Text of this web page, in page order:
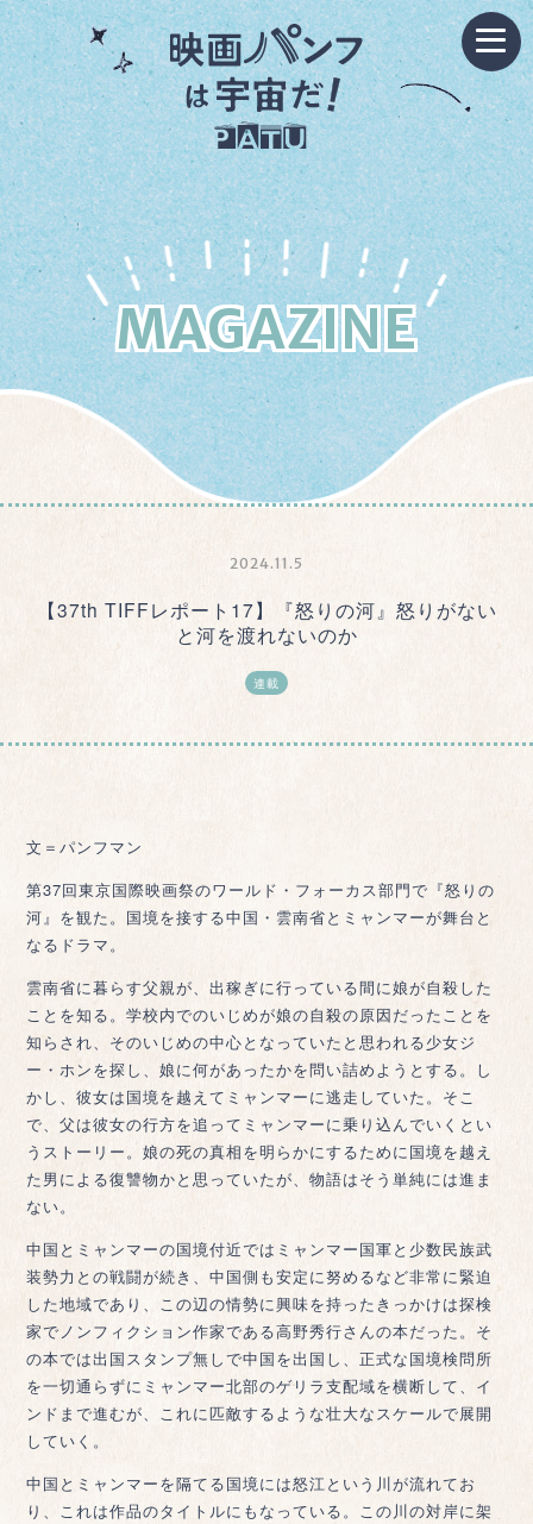
MAGAZINE
2024.11.5
【37th TIFFレポート17】『怒りの河』怒りがない
と河を渡れないのか
連載
文＝パンフマン
第37回東京国際映画祭のワールド・フォーカス部門で『怒りの
河』を観た。国境を接する中国・雲南省とミャンマーが舞台と
なるドラマ。
雲南省に暮らす父親が、出稼ぎに行っている間に娘が自殺した
ことを知る。学校内でのいじめが娘の自殺の原因だったことを
知らされ、そのいじめの中心となっていたと思われる少女ジ
ー・ホンを探し、娘に何があったかを問い詰めようとする。し
かし、彼女は国境を越えてミャンマーに逃走していた。そこ
で、父は彼女の行方を追ってミャンマーに乗り込んでいくとい
うストーリー。娘の死の真相を明らかにするために国境を越え
た男による復讐物かと思っていたが、物語はそう単純には進ま
ない。
中国とミャンマーの国境付近ではミャンマー国軍と少数民族武
装勢力との戦闘が続き、中国側も安定に努めるなど非常に緊迫
した地域であり、この辺の情勢に興味を持ったきっかけは探検
家でノンフィクション作家である高野秀行さんの本だった。そ
の本では出国スタンプ無しで中国を出国し、正式な国境検問所
を一切通らずにミャンマー北部のゲリラ支配域を横断して、イ
ンドまで進むが、これに匹敵するような壮大なスケールで展開
していく。
中国とミャンマーを隔てる国境には怒江という川が流れてお
り、これは作品のタイトルにもなっている。この川の対岸に架